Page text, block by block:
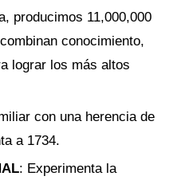
producimos 11,000,000
conocimiento,
lograr los más altos
con una herencia de
a 1734.
: Experimenta la